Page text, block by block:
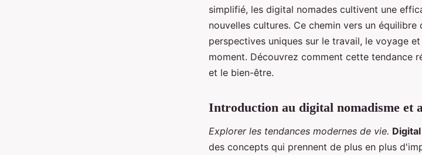
simplifié, les digital nomades cultivent une
nouvelles cultures. Ce chemin vers un
perspectives uniques sur le travail, le voyage
moment. Découvrez comment cette tendance
et le bien-être.
Introduction au digital nomadisme et
Explorer les tendances modernes de vie.
des concepts qui prennent de plus en plus